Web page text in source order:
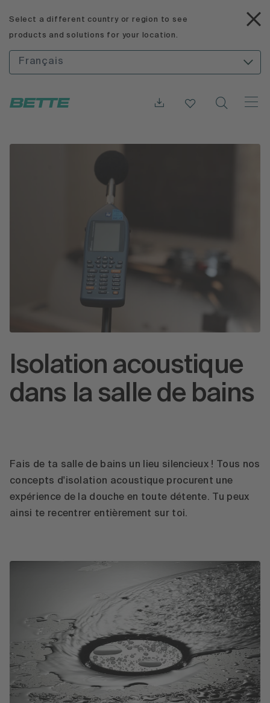
Select a different country or region to see
products and solutions for your location.
Français
Isolation acoustique
dans la salle de bains
Fais de ta salle de bains un lieu silencieux ! Tous nos
concepts d'isolation acoustique procurent une
expérience de la douche en toute détente. Tu peux
ainsi te recentrer entièrement sur toi.